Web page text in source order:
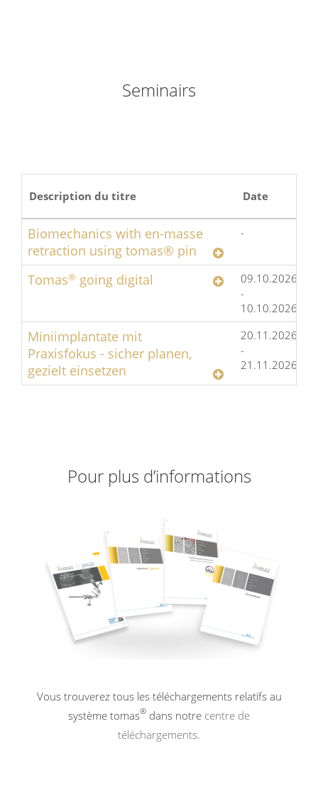
Seminairs
Description du titre Date
Biomechanics with en-masse
retraction using tomas® pin
-
Tomas® going digital
09.10.2026
-
10.10.2026
Miniimplantate mit
Praxisfokus - sicher planen,
gezielt einsetzen
20.11.2026
-
21.11.2026
Pour plus d’informations
Vous trouverez tous les téléchargements relatifs au
système tomas® dans notre centre de
téléchargements.